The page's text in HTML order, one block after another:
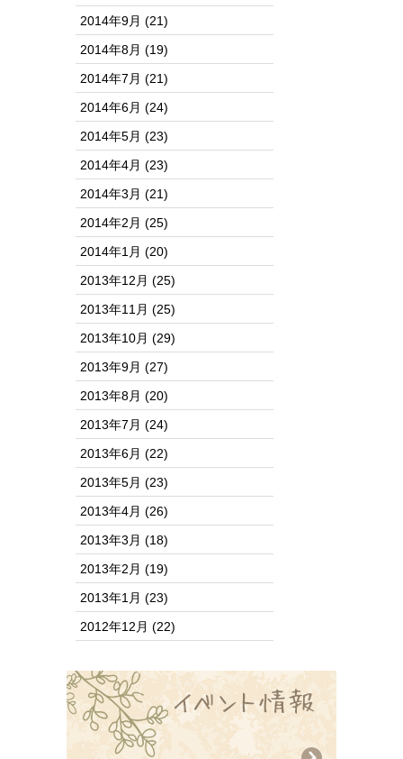
2014年9月 (21)
2014年8月 (19)
2014年7月 (21)
2014年6月 (24)
2014年5月 (23)
2014年4月 (23)
2014年3月 (21)
2014年2月 (25)
2014年1月 (20)
2013年12月 (25)
2013年11月 (25)
2013年10月 (29)
2013年9月 (27)
2013年8月 (20)
2013年7月 (24)
2013年6月 (22)
2013年5月 (23)
2013年4月 (26)
2013年3月 (18)
2013年2月 (19)
2013年1月 (23)
2012年12月 (22)